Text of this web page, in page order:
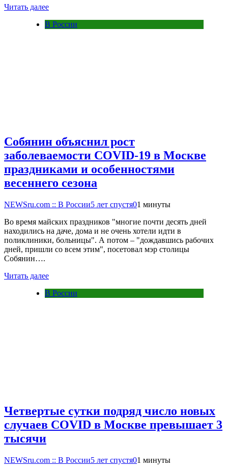
Читать далее
В России
Собянин объяснил рост
заболеваемости COVID-19 в Москве
праздниками и особенностями
весеннего сезона
NEWSru.com :: В России5 лет спустя01 минуты
Во время майских праздников "многие почти десять дней
находились на даче, дома и не очень хотели идти в
поликлиники, больницы". А потом – "дождавшись рабочих
дней, пришли со всем этим", посетовал мэр столицы
Собянин….
Читать далее
В России
Четвертые сутки подряд число новых
случаев COVID в Москве превышает 3
тысячи
NEWSru.com :: В России5 лет спустя01 минуты